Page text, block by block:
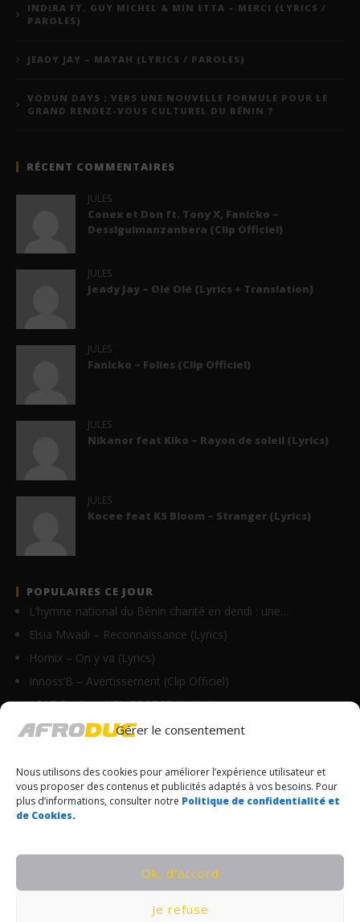
Gérer le consentement
Nous utilisons des cookies pour améliorer l’expérience utilisateur et
vous proposer des contenus et publicités adaptés à vos besoins. Pour
plus d’informations, consulter notre Politique de confidentialité et
de Cookies.
Ok, d’accord
Je refuse
INDIRA FT. GUY MICHEL & MIN ETTA – MERCI (LYRICS /
PAROLES)
JEADY JAY – MAYAH (LYRICS / PAROLES)
VODUN DAYS : VERS UNE NOUVELLE FORMULE POUR LE
GRAND RENDEZ-VOUS CULTUREL DU BÉNIN ?
RÉCENT COMMENTAIRES
JULES
Conex et Don ft. Tony X, Fanicko –
Dessiguimanzanbera (Clip Officiel)
JULES
Jeady Jay – Olé Olé (Lyrics + Translation)
JULES
Fanicko – Folies (Clip Officiel)
JULES
Nikanor feat Kiko – Rayon de soleil (Lyrics)
JULES
Kocee feat KS Bloom – Stranger (Lyrics)
POPULAIRES CE JOUR
L’hymne national du Bénin chanté en dendi : une…
Elsia Mwadi – Reconnaissance (Lyrics)
Homix – On y va (Lyrics)
Innoss’B – Avertissement (Clip Officiel)
A$AP Rocky – HELICOPTER (Lyrics)
Sins – Plus Que Toi (Lyrics)
Falcao Bello – Fatoumata (Lyrics + English…
Masicka – Mute Lyrics
Ciara – Ecstasy Lyrics (feat Normani &…
© Copyrights Afroduc | Tous droits réservés
POLITIQUE DE CONFIDENTIALITÉ